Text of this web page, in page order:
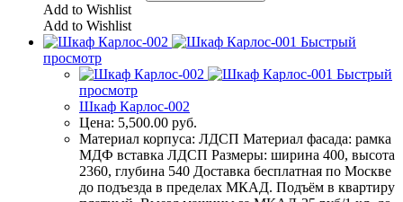
Add to Wishlist
Add to Wishlist
Быстрый
просмотр
Быстрый
просмотр
Шкаф Карлос-002
Цена: 5,500.00 руб.
Материал корпуса: ЛДСП Материал фасада: рамка
МДФ вставка ЛДСП Размеры: ширина 400, высота
2360, глубина 540 Доставка бесплатная по Москве
до подъезда в пределах МКАД. Подъём в квартиру